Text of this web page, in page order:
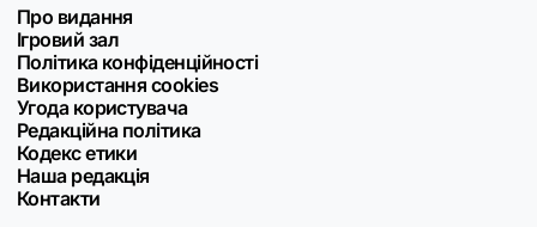
Про видання
Ігровий зал
Політика конфіденційності
Використання cookies
Угода користувача
Редакційна політика
Кодекс етики
Наша редакція
Контакти